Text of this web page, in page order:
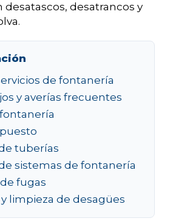
desatascos, desatrancos y
de fontanería
y averías frecuentes
tuberías
sistemas de fontanería
fugas
limpieza de desagües